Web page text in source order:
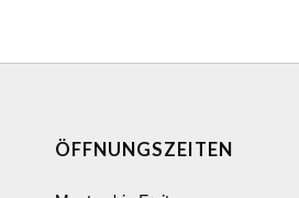
ÖFFNUNGSZEITEN